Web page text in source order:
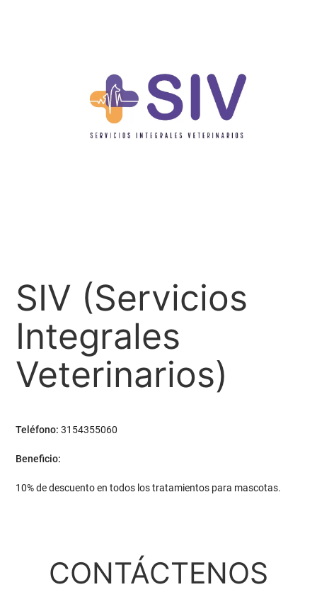
SIV (Servicios
Integrales
Veterinarios)
Teléfono:3154355060
Beneficio:
10% de descuento en todos los tratamientos para mascotas.
CONTÁCTENOS